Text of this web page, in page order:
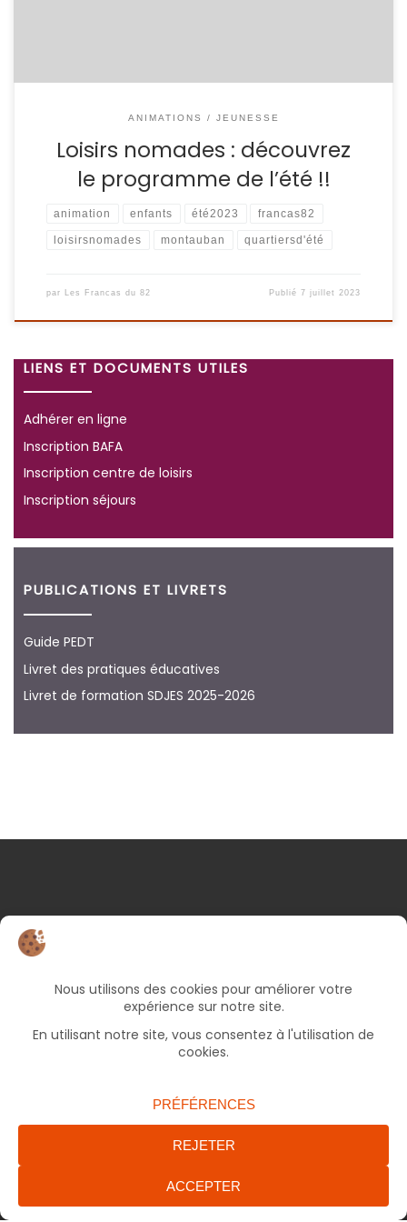
ANIMATIONS / JEUNESSE
Loisirs nomades : découvrez
le programme de l’été !!
animation enfants été2023 francas82
loisirsnomades montauban quartiersd'été
par Les Francas du 82 Publié7 juillet 2023
LIENS ET DOCUMENTS UTILES
Adhérer en ligne
Inscription BAFA
Inscription centre de loisirs
Inscription séjours
PUBLICATIONS ET LIVRETS
Guide PEDT
Livret des pratiques éducatives
Livret de formation SDJES 2025-2026
NOS COORDONNÉES
82000 Montauban
05 63 66 49 06
Bureaux ouverts le lundi et jeudi de 9h à 17h, le
mercredi et vendredi de 9h à 12h30 (fermé le